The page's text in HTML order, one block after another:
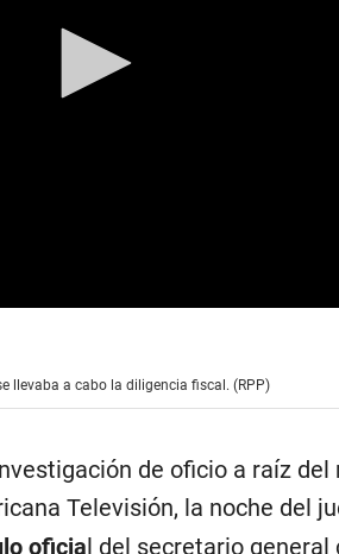
llevaba a cabo la diligencia fiscal. (RPP)
de oficio a raíz del
Televisión, la noche del
oficial del secretario general